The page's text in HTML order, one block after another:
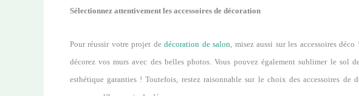
Sélectionnez attentivement les accessoires de décoration
Pour réussir votre projet de décoration de salon , misez aussi sur les accessoires
décorez vos murs avec des belles photos. Vous pouvez également sublimer le sol
esthétique garanties ! Toutefois, restez raisonnable sur le choix des accessoires